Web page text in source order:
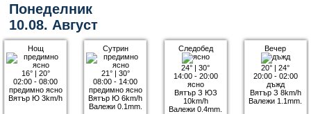
Понеделник
10.08. Август
Нощ
16°| 20°
02:00 - 08:00
предимно ясно
Вятър Ю 3km/h
Сутрин
21°| 30°
08:00 - 14:00
предимно ясно
Вятър Ю 6km/h
Валежи 0.1mm.
Следобед
24° |30°
14:00 - 20:00
ясно
Вятър З ЮЗ
10km/h
Валежи 0.4mm.
Вечер
20° |24°
20:00 - 02:00
дъжд
Вятър З 8km/h
Валежи 1.1mm.